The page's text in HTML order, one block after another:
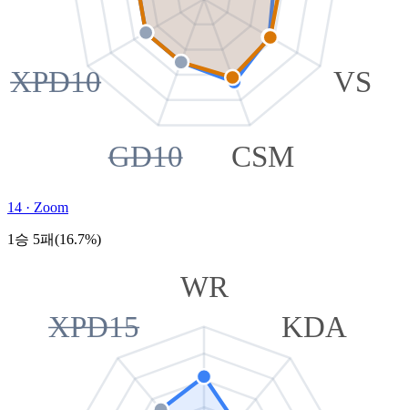
VS
CSM
GD10
XPD10
14 · Zoom
1승 5패(16.7%)
WR
KDA
XPD15